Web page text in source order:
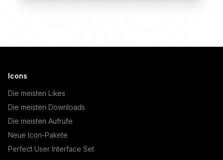
Icons
Die meisten Likes
Die meisten Downloads
Die meisten Aufrufe
Neue Icon-Pakete
Perfect User Interface Set